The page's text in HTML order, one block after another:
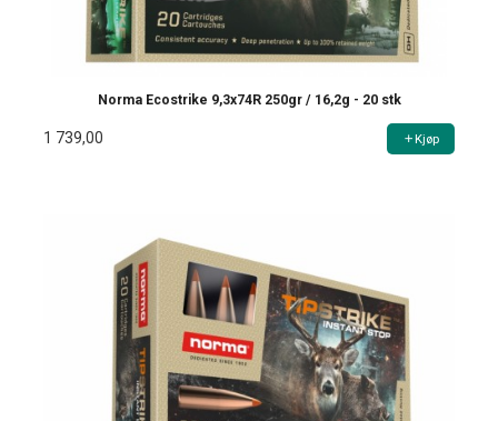
Norma Ecostrike 9,3x74R 250gr / 16,2g - 20 stk
1 739,00 Kjøp